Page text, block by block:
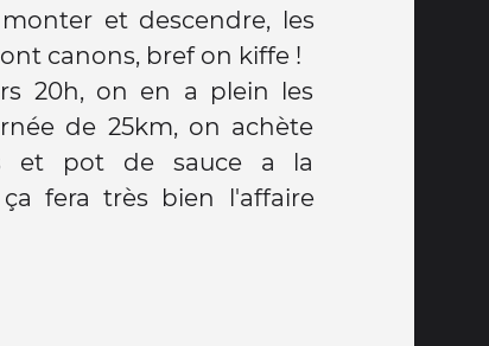
et descendre, les
canons, bref on kiffe !
20h, on en a plein les
de 25km, on achète
et pot de sauce a la
fera très bien l'affaire